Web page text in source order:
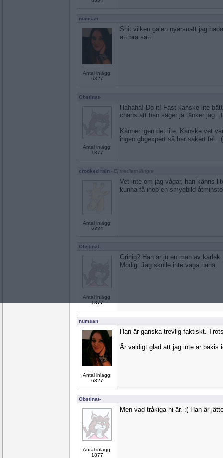
numsan
Antal inlägg:
6327
Shit vilken galen nyårsnatt jag
ett bra sätt.
Obstinat-
Antal inlägg:
1877
Hahaha! Do it! Fast kanske lite
chans att han säger ja tänker jag.
Känner igen det lite. Kanske vet
ingen gbgexpert så har säkert fel. :(
crooked rain - Ej medlem längre
Antal inlägg:
6334
Vet inte om jag vågar, han känns
kunna få ihop en smygbild
Obstinat-
Antal inlägg:
1877
Grinig? Han är ju en man av
Modig. Jag skulle inte våga haha.
numsan
Antal inlägg:
6327
Han är ganska trevlig faktiskt.
Är väldigt glad att jag inte är bakis
Obstinat-
Antal inlägg:
1877
Men vad tråkiga ni är. :( Han är